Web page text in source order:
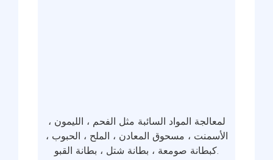
لمعالجة المواد السائبة مثل الفحم ، الليمون ،
الأسمنت ، مسحوق المعادن ، الملح ، الحبوب ،
كبطانة صومعة ، بطانة شتل ، بطانة القبو.